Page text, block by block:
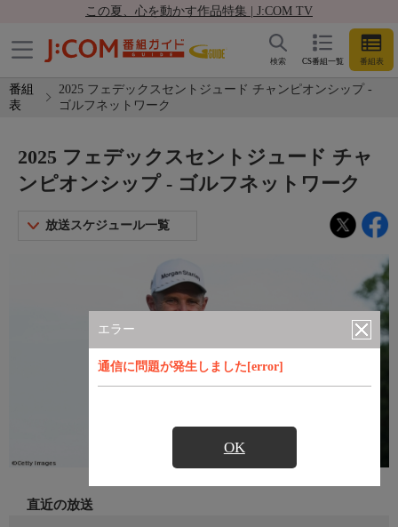
この夏、心を動かす作品特集 | J:COM TV
CS番組一覧 番組表
検索
番組
表
2025 フェデックスセントジュード チャンピオンシップ -
ゴルフネットワーク
エラー
通信に問題が発生しました[error]
OK
2025 フェデックスセントジュード チャ
ンピオンシップ - ゴルフネットワーク
放送スケジュール一覧
直近の放送